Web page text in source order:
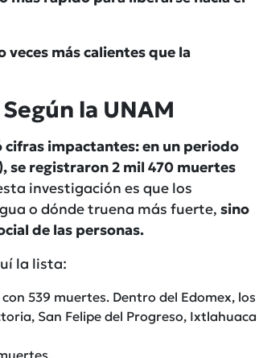
más calientes que la
la UNAM
cifras impactantes: en un periodo
se registraron 2 mil 470 muertes
investigación es que los
o dónde truena más fuerte, sino
de las personas.
la lista:
539 muertes. Dentro del Edomex, los
San Felipe del Progreso, Ixtlahuaca